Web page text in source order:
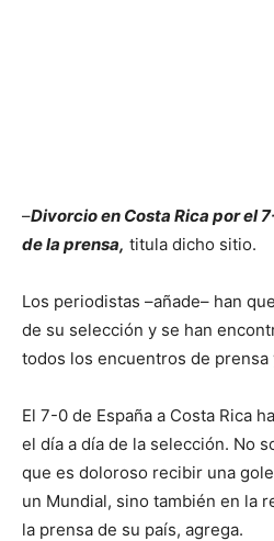
–Divorcio en Costa Rica por el
de la prensa, titula dicho sitio.
Los periodistas –añade– han
de su selección y se han
todos los encuentros de
El 7-0 de España a Costa Rica
el día a día de la selección. No
que es doloroso recibir una
un Mundial, sino también en la
la prensa de su país, agrega.